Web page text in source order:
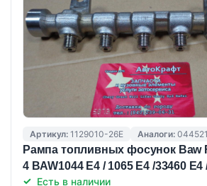
Артикул: 1129010-26E Аналоги:
Рампа топливных фосунок Baw
4 BAW1044 E4 / 1065 E4 /33460 E4
Есть в наличии